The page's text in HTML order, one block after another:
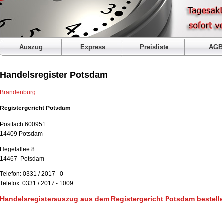
Auszug Express Preisliste AGB
Handelsregister Potsdam
Brandenburg
Registergericht Potsdam
Postfach 600951
14409 Potsdam
Hegelallee 8
14467 Potsdam
Telefon: 0331 / 2017 - 0
Telefox: 0331 / 2017 - 1009
Handelsregisterauszug aus dem Registergericht Potsdam